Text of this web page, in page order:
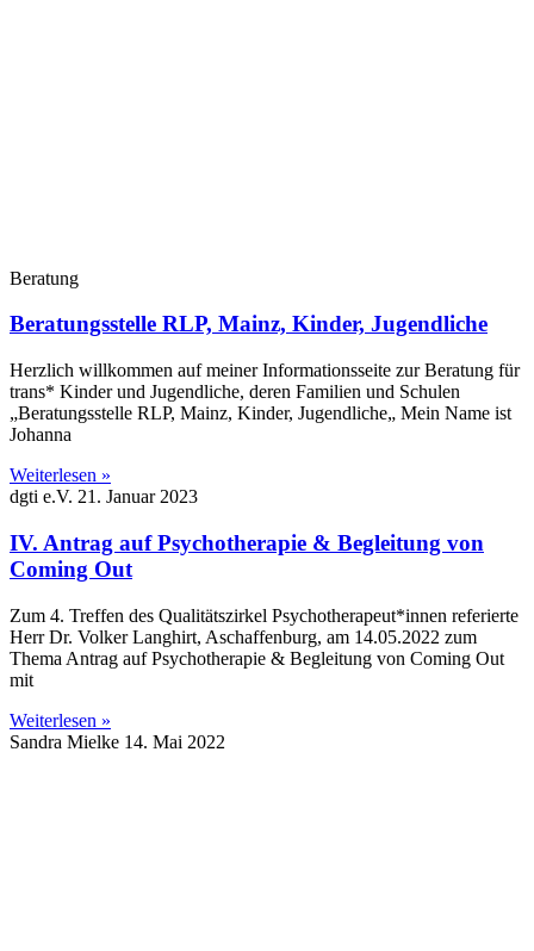
Beratung
Beratungsstelle RLP, Mainz, Kinder, Jugendliche
Herzlich willkommen auf meiner Informationsseite zur Beratung für
trans* Kinder und Jugendliche, deren Familien und Schulen
„Beratungsstelle RLP, Mainz, Kinder, Jugendliche„ Mein Name ist
Johanna
Weiterlesen »
dgti e.V. 21. Januar 2023
IV. Antrag auf Psychotherapie & Begleitung von
Coming Out
Zum 4. Treffen des Qualitätszirkel Psychotherapeut*innen referierte
Herr Dr. Volker Langhirt, Aschaffenburg, am 14.05.2022 zum
Thema Antrag auf Psychotherapie & Begleitung von Coming Out
mit
Weiterlesen »
Sandra Mielke 14. Mai 2022